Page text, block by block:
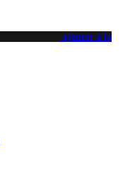
ajouter à la